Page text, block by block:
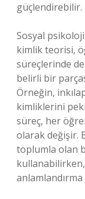
güçlendirebilir.
Sosyal
kimlik teorisi,
süreçlerinde
belirli bir
Örneğin,
kimliklerini
süreç, her
olarak değişir.
toplumla olan